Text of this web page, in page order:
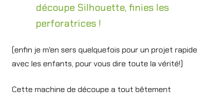
découpe Silhouette, finies les
perforatrices !
(enfin je m'en sers quelquefois pour un projet rapide
avec les enfants, pour vous dire toute la vérité!)
Cette machine de découpe a tout bêtement